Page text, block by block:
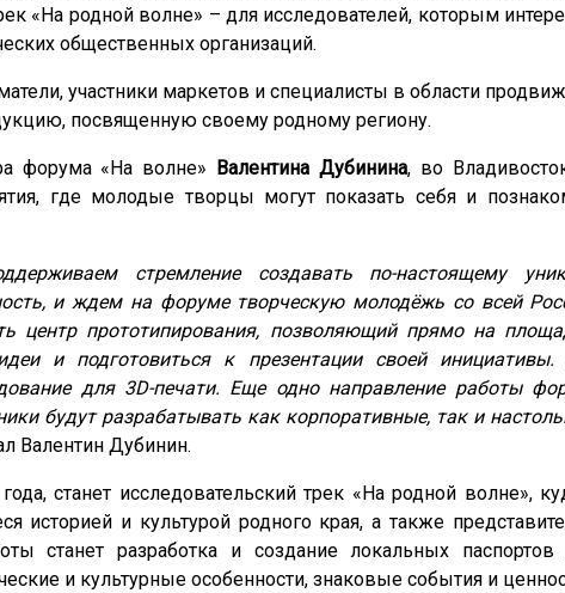
«На родной волне» – для исследователей, которым
общественных организаций.
участники маркетов и специалисты в области
посвященную своему родному региону.
форума «На волне» Валентина Дубинина, во
где молодые творцы могут показать себя и
стремление создавать по-настоящему
и ждем на форуме творческую молодёжь со всей
центр прототипирования, позволяющий прямо на
и подготовиться к презентации своей
для 3D-печати. Еще одно направление работы
будут разрабатывать как корпоративные, так и
Валентин Дубинин.
станет исследовательский трек «На родной волне»,
историей и культурой родного края, а также
станет разработка и создание локальных
и культурные особенности, знаковые события и